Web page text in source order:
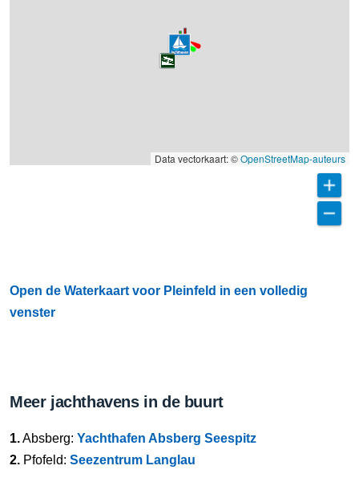
Data vectorkaart: ©OpenStreetMap-auteurs
Open de Waterkaart voor Pleinfeld in een volledig
venster
Meer jachthavens in de buurt
1.Absberg: Yachthafen Absberg Seespitz
2. Pfofeld: Seezentrum Langlau